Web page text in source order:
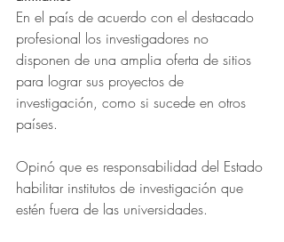
En el país de acuerdo con el destacado
profesional los investigadores no
disponen de una amplia oferta de sitios
para lograr sus proyectos de
investigación, como si sucede en otros
países.
Opinó que es responsabilidad del Estado
habilitar institutos de investigación que
estén fuera de las universidades.